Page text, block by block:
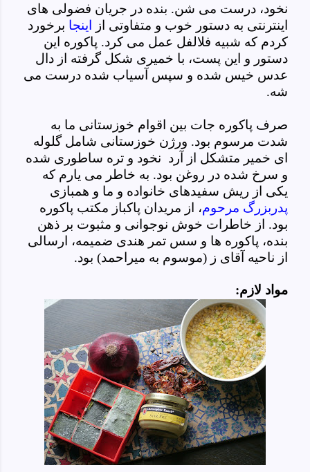
نخود، درست می شن. بنده در جریان فضولی های
اینترنتی به دستور خوب و متفاوتی از اینجا برخورد
کردم که شبیه فلالفل عمل می کرد. پاکوره این
دستور و این پست، با خمیری شکل گرفته از دال
عدس خیس شده و سپس آسیاب شده درست می
شه.
صرف پاکوره جات بین اقوام خوزستانی ما به
شدت مرسوم بود. ورژن خوزستانی شامل گلوله
ای خمیر متشکل از آرد نخود و تره ساطوری شده
و سرخ شده در روغن بود. به خاطر می یارم که
یکی از ریش سفیدهای خانواده و ما و همبازی
پدربزرگ مرحوم، از مریدان پاکباز مکتب پاکوره
بود. از خاطرات خوش نوجوانی و مثبوت بر ذهن
بنده، پاکوره ها و سس تمر هندی ضمیمه، ارسالی
از ناحیه آقای ز (موسوم به میراحمد) بود.
مواد لازم: